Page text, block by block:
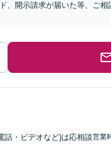
、開示請求が届いた等、ご相
話・ビデオなど)は応相談営業